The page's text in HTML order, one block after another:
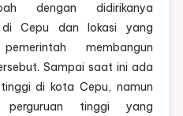
dengan didirikanya
di Cepu dan lokasi yang
membangun
Sampai saat ini ada
di kota Cepu, namun
tinggi yang